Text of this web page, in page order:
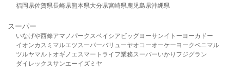
福岡県佐賀県長崎県熊本県大分県宮崎県鹿児島県沖縄県
スーパー
いなげや西條アマノパークスベイシア ビッグヨーサンイトーヨーカドー
イオンカスミ マルエツスーパーバリューヤオコーオーケー ヨークベニマル
ツルヤマルト オギノ エスマート ライフ業務スーパーいかり フジグラン
ダイレックスサンエーイズミヤ